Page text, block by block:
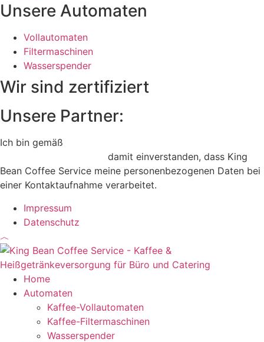
Unsere Automaten
Vollautomaten
Filtermaschinen
Wasserspender
Wir sind zertifiziert
Unsere Partner:
Ich bin gemäß
damit einverstanden, dass King
Bean Coffee Service meine personenbezogenen Daten bei
einer Kontaktaufnahme verarbeitet.
Impressum
Datenschutz
︿
Home
Automaten
Kaffee-Vollautomaten
Kaffee-Filtermaschinen
Wasserspender